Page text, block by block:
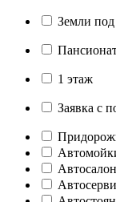
Земли
1 этаж
Заявка с